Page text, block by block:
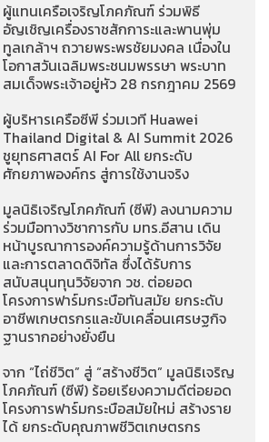
ผู้แทนเครือเจริญโภคภัณฑ์ ร่วมพิธี
อัญเชิญเครื่องราชสักการะและพานพุ่ม
ทูลเกล้าฯ ถวายพระพรชัยมงคล เนื่องใน
โอกาสวันเฉลิมพระชนมพรรษา พระบาท
สมเด็จพระเจ้าอยู่หัว 28 กรกฎาคม 2569
ผู้บริหารเครือซีพี ร่วมเวที Huawei
Thailand Digital & AI Summit 2026
ชูยุทธศาสตร์ AI For All ยกระดับ
ศักยภาพองค์กร สู่การใช้งานจริง
มูลนิธิเจริญโภคภัณฑ์ (ซีพี) ลงนามความ
ร่วมมือทางวิชาการกับ มทร.อีสาน เดิน
หน้าบูรณาการองค์ความรู้ด้านการวิจัย
และการตลาดดิจิทัล ซึ่งได้รับการ
สนับสนุนทุนวิจัยจาก วช. ต่อยอด
โครงการฟาร์มกระบือทันสมัย ยกระดับ
อาชีพเกษตรกรและขับเคลื่อนเศรษฐกิจ
ฐานรากอย่างยั่งยืน
จาก “ไถ่ชีวิต” สู่ “สร้างชีวิต” มูลนิธิเจริญ
โภคภัณฑ์ (ซีพี) ร้อยเรียงความดีต่อยอด
โครงการฟาร์มกระบือสมัยใหม่ สร้างราย
ได้ ยกระดับคุณภาพชีวิตเกษตรกร